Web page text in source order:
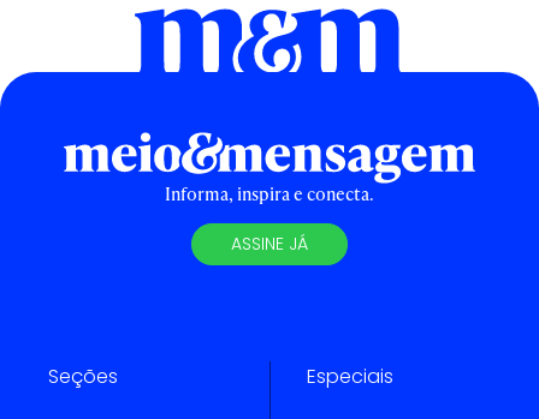
Informa, inspira e conecta.
ASSINE JÁ
Seções Especiais